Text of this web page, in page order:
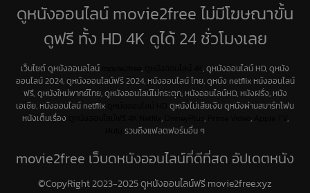
ดูหนังออนไลน์ movie2free ไม่มีโฆษณาขั้น
ดูฟรี ทั้ง HD 4K ดูได้ 24 ชั่วโมงเลย
เว็บไซต์ ดูหนังออนลไลน์ ,
, ดูหนังออนไลน์ HD, ดูหนัง
ออนไลน์ 2024, ดูหนังออนไลน์ฟรี 2024, หนังออนไลน์ ไทย, ดูหนัง netflix หนังออนไลน์
ฟรี, ดูหนังใหม่พากย์ไทย, ดูหนังออนไลน์ไม่กระตุก, หนังออนไลน์HD, หนังฝรั่ง, หนัง
เอเชีย, หนังออนไลน์ netflix
ดูหนังไม่เสียเงิน ดูหนังผ่านสมาร์ทโฟน
หนังเต็มเรื่อง
, , ,
,
รวมถึงแฟลตฟอร์มอื่น ๆ
movie2free เว็บดูหนังออนไลน์ที่ดีที่สุด อัปเดตหนัง
ใหม่ทุกวัน
©CopyRight 2023-2025 ดูหนังออนไลน์ฟรี movie2free.xyz